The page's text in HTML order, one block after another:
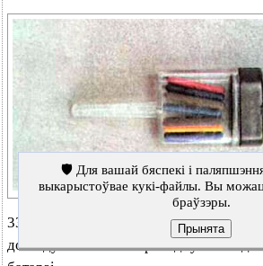
33. Спецыяльная прынада з
догляду за клемамі правадоў і
🛡️ Для вашай бяспекі і
выкарыстоўвае кукі-файлы. Вы
браўзэры.
Прынята